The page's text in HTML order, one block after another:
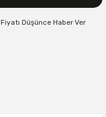
Fiyatı Düşünce Haber Ver